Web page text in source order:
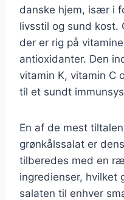
danske hjem, især i
livsstil og sund kost.
der er rig på
antioxidanter. Den
vitamin K, vitamin C
til et sundt
En af de mest
grønkålssalat er
tilberedes med en
ingredienser, hvilket
salaten til enhver